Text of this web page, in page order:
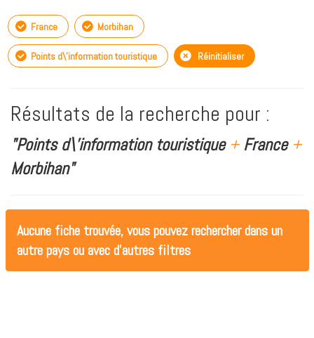
France Morbihan
Points d\'information touristique Réinitialiser
Résultats de la recherche pour :
"Points d\'information touristique +France +
Morbihan"
Aucune fiche trouvée, vous pouvez rechercher dans un
autre pays ou avec d'autres filtres